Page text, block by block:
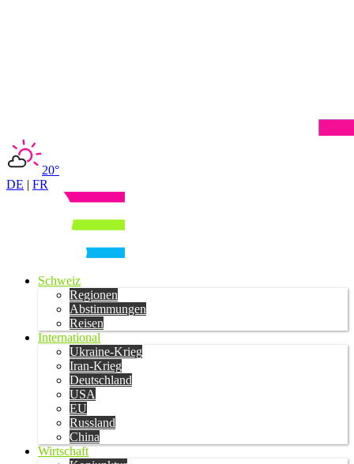
20°
DE | FR
Schweiz
Regionen
Abstimmungen
Reisen
International
Ukraine-Krieg
Iran-Krieg
Deutschland
USA
EU
Russland
China
Wirtschaft